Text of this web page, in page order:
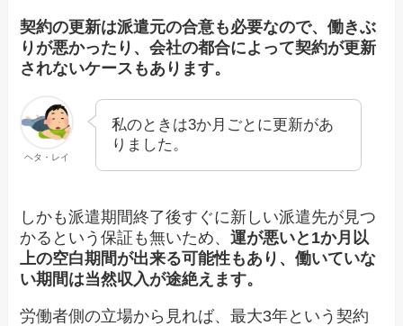
契約の更新は派遣元の合意も必要なので、働きぶ
りが悪かったり、会社の都合によって契約が更新
されないケースもあります。
ヘタ・レイ
私のときは3か月ごとに更新があ
りました。
しかも派遣期間終了後すぐに新しい派遣先が見つ
かるという保証も無いため、運が悪いと1か月以
上の空白期間が出来る可能性もあり、働いていな
い期間は当然収入が途絶えます。
労働者側の立場から見れば、最大3年という契約